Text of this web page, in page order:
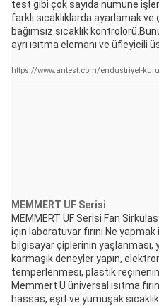
test gibi çok sayıda numune
farklı sıcaklıklarda ayarlamak
bağımsız sıcaklık
ayrı ısıtma elemanı ve üfleyicili
https://www.antest.com/endustriyel-
MEMMERT UF Serisi
MEMMERT UF Serisi Fan
için laboratuvar fırını Ne
bilgisayar çiplerinin
karmaşık deneyler yapın,
temperlenmesi, plastik
Memmert U üniversal ısıtma
hassas, eşit ve yumuşak sıcaklık